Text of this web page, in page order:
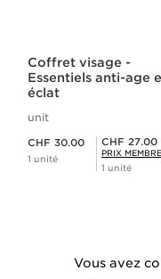
Coffret visage -
Essentiels anti-age
éclat
unit
CHF 30.00
1 unité
Prix Sérénité CHF 27.00
CHF 27.00
PRIX MEMBRE
1 unité
Vous avez